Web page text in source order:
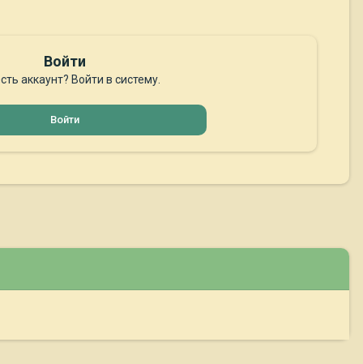
Войти
аккаунт? Войти в систему.
Войти